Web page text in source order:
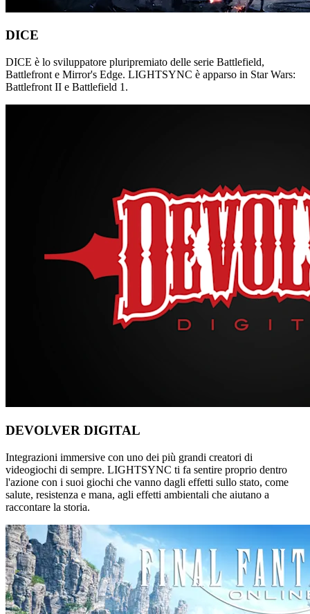
DICE
DICE è lo sviluppatore pluripremiato delle serie Battlefield,
Battlefront e Mirror's Edge. LIGHTSYNC è apparso in Star Wars:
Battlefront II e Battlefield 1.
DEVOLVER DIGITAL
Integrazioni immersive con uno dei più grandi creatori di
videogiochi di sempre. LIGHTSYNC ti fa sentire proprio dentro
l'azione con i suoi giochi che vanno dagli effetti sullo stato, come
salute, resistenza e mana, agli effetti ambientali che aiutano a
raccontare la storia.